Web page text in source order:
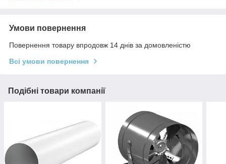
Умови повернення
Повернення товару впродовж 14 днів за домовленістю
Всі умови повернення
Подібні товари компанії